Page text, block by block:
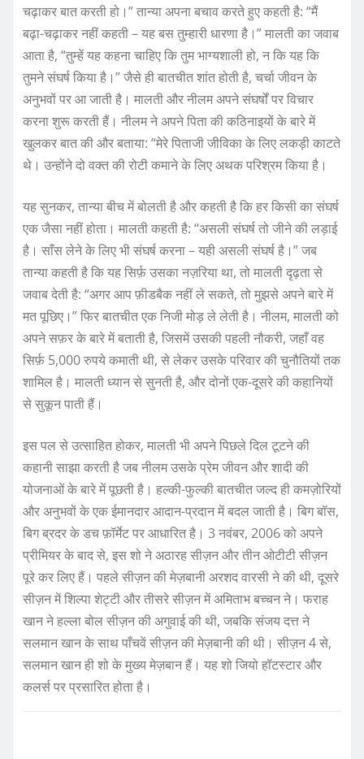
चढ़ाकर बात करती हो।” तान्या अपना बचाव करते हुए कहती है: “मैं
बढ़ा-चढ़ाकर नहीं कहती – यह बस तुम्हारी धारणा है।” मालती का जवाब
आता है, “तुम्हें यह कहना चाहिए कि तुम भाग्यशाली हो, न कि यह कि
तुमने संघर्ष किया है।” जैसे ही बातचीत शांत होती है, चर्चा जीवन के
अनुभवों पर आ जाती है। मालती और नीलम अपने संघर्षों पर विचार
करना शुरू करती हैं। नीलम ने अपने पिता की कठिनाइयों के बारे में
खुलकर बात की और बताया: “मेरे पिताजी जीविका के लिए लकड़ी काटते
थे। उन्होंने दो वक्त की रोटी कमाने के लिए अथक परिश्रम किया है।
यह सुनकर, तान्या बीच में बोलती है और कहती है कि हर किसी का संघर्ष
एक जैसा नहीं होता। मालती कहती है: “असली संघर्ष तो जीने की लड़ाई
है। साँस लेने के लिए भी संघर्ष करना – यही असली संघर्ष है।” जब
तान्या कहती है कि यह सिर्फ़ उसका नज़रिया था, तो मालती दृढ़ता से
जवाब देती है: “अगर आप फ़ीडबैक नहीं ले सकते, तो मुझसे अपने बारे में
मत पूछिए।” फिर बातचीत एक निजी मोड़ ले लेती है। नीलम, मालती को
अपने सफ़र के बारे में बताती है, जिसमें उसकी पहली नौकरी, जहाँ वह
सिर्फ़ 5,000 रुपये कमाती थी, से लेकर उसके परिवार की चुनौतियों तक
शामिल है। मालती ध्यान से सुनती है, और दोनों एक-दूसरे की कहानियों
से सुकून पाती हैं।
इस पल से उत्साहित होकर, मालती भी अपने पिछले दिल टूटने की
कहानी साझा करती है जब नीलम उसके प्रेम जीवन और शादी की
योजनाओं के बारे में पूछती है। हल्की-फुल्की बातचीत जल्द ही कमज़ोरियों
और अनुभवों के एक ईमानदार आदान-प्रदान में बदल जाती है। बिग बॉस,
बिग ब्रदर के डच फ़ॉर्मेट पर आधारित है। 3 नवंबर, 2006 को अपने
प्रीमियर के बाद से, इस शो ने अठारह सीज़न और तीन ओटीटी सीज़न
पूरे कर लिए हैं। पहले सीज़न की मेज़बानी अरशद वारसी ने की थी, दूसरे
सीज़न में शिल्पा शेट्टी और तीसरे सीज़न में अमिताभ बच्चन ने। फराह
खान ने हल्ला बोल सीज़न की अगुवाई की थी, जबकि संजय दत्त ने
सलमान खान के साथ पाँचवें सीज़न की मेज़बानी की थी। सीज़न 4 से,
सलमान खान ही शो के मुख्य मेज़बान हैं। यह शो जियो हॉटस्टार और
कलर्स पर प्रसारित होता है।